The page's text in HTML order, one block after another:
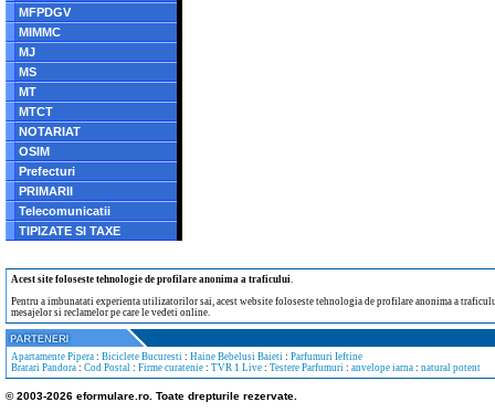
MFPDGV
MIMMC
MJ
MS
MT
MTCT
NOTARIAT
OSIM
Prefecturi
PRIMARII
Telecomunicatii
TIPIZATE SI TAXE
Acest site foloseste tehnologie de profilare anonima a traficului.
Pentru a imbunatati experienta utilizatorilor sai, acest website foloseste tehnologia de profilare anonima a
mesajelor si reclamelor pe care le vedeti online.
Apartamente Pipera : Biciclete Bucuresti : Haine Bebelusi Baieti : Parfumuri Ieftine
Bratari Pandora : Cod Postal : Firme curatenie : TVR 1 Live : Testere Parfumuri : anvelope iarna : natural potent
© 2003-2026 eformulare.ro. Toate drepturile rezervate.